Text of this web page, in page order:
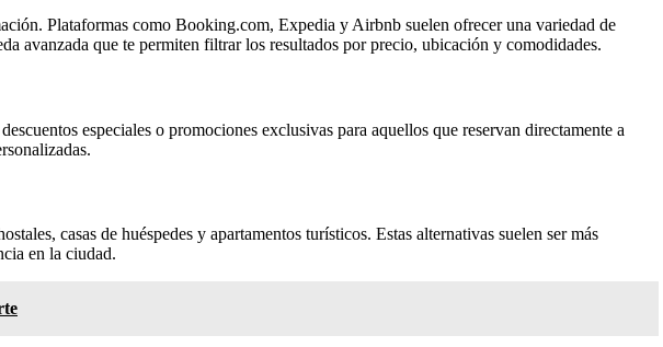
Plataformas como Booking.com, Expedia y Airbnb suelen ofrecer una variedad de
avanzada que te permiten filtrar los resultados por precio, ubicación y comodidades.
especiales o promociones exclusivas para aquellos que reservan directamente a
casas de huéspedes y apartamentos turísticos. Estas alternativas suelen ser más
en la ciudad.